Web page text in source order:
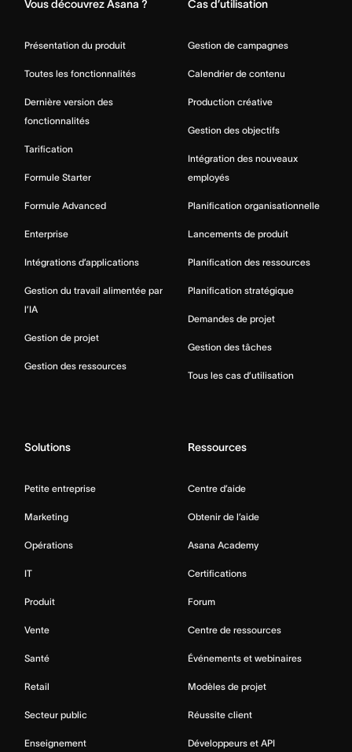
Vous découvrez Asana ?
Présentation du produit
Toutes les fonctionnalités
Dernière version des
fonctionnalités
Tarification
Formule Starter
Formule Advanced
Enterprise
Intégrations d’applications
Gestion du travail alimentée par
l’IA
Gestion de projet
Gestion des ressources
Cas d’utilisation
Gestion de campagnes
Calendrier de contenu
Production créative
Gestion des objectifs
Intégration des nouveaux
employés
Planification organisationnelle
Lancements de produit
Planification des ressources
Planification stratégique
Demandes de projet
Gestion des tâches
Tous les cas d’utilisation
Solutions
Petite entreprise
Marketing
Opérations
IT
Produit
Vente
Santé
Retail
Secteur public
Enseignement
Ressources
Centre d’aide
Obtenir de l’aide
Asana Academy
Certifications
Forum
Centre de ressources
Événements et webinaires
Modèles de projet
Réussite client
Développeurs et API